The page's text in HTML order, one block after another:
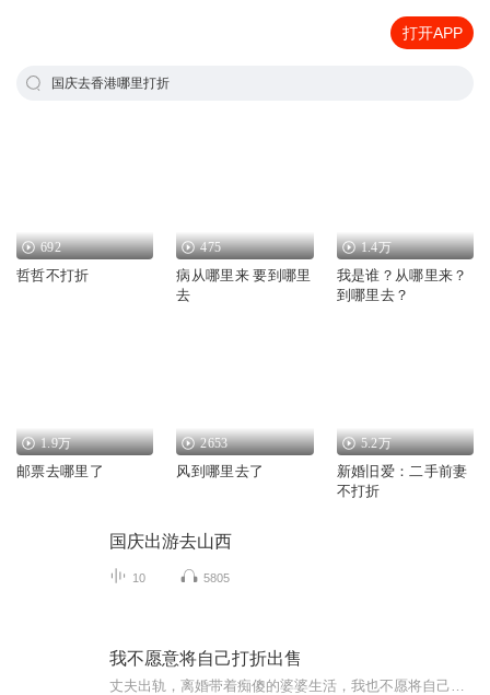
打开APP
国庆去香港哪里打折
692
哲哲不打折
475
病从哪里来 要到哪里
去
1.4万
我是谁？从哪里来？
到哪里去？
1.9万
邮票去哪里了
2653
风到哪里去了
5.2万
新婚旧爱：二手前妻
不打折
国庆出游去山西
10 5805
我不愿意将自己打折出售